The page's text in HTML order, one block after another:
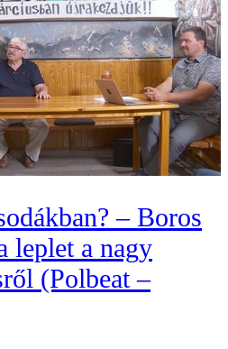
– Boros
leplet a nagy
(Polbeat –